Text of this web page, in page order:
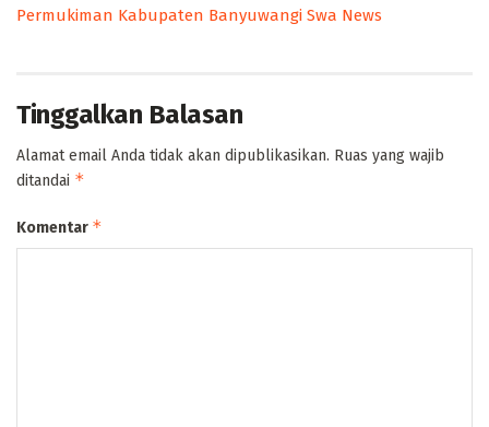
Permukiman Kabupaten Banyuwangi Swa News
Tinggalkan Balasan
Alamat email Anda tidak akan dipublikasikan. Ruas yang wajib
ditandai *
Komentar *